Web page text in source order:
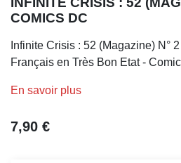
COMICS DC
Infinite Crisis : 52 (Magazine) N°
Français en Très Bon Etat -
En savoir plus
7,90 €